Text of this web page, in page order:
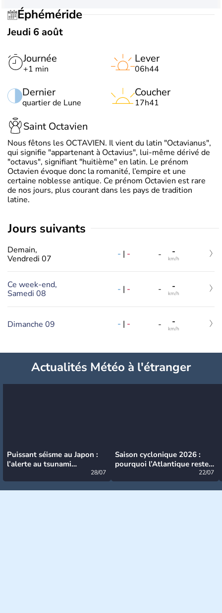
Éphéméride
Jeudi 6 août
Journée
+1 min
Dernier
quartier de Lune
Lever
06h44
Coucher
17h41
Saint Octavien
Nous fêtons les OCTAVIEN. Il vient du latin "Octavianus",
qui signifie "appartenant à Octavius", lui-même dérivé de
"octavus", signifiant "huitième" en latin. Le prénom
Octavien évoque donc la romanité, l’empire et une
certaine noblesse antique. Ce prénom Octavien est rare
de nos jours, plus courant dans les pays de tradition
latine.
jours suivants
Demain,
Vendredi 07
- | - - -
km/h
Ce week-end,
Samedi 08
- | - - -
km/h
Dimanche 09 - | - - -
km/h
Actualités Météo à l'étranger
Puissant séisme au Japon :
l’alerte au tsunami
28/07
Saison cyclonique 2026 :
pourquoi l’Atlantique reste
22/07